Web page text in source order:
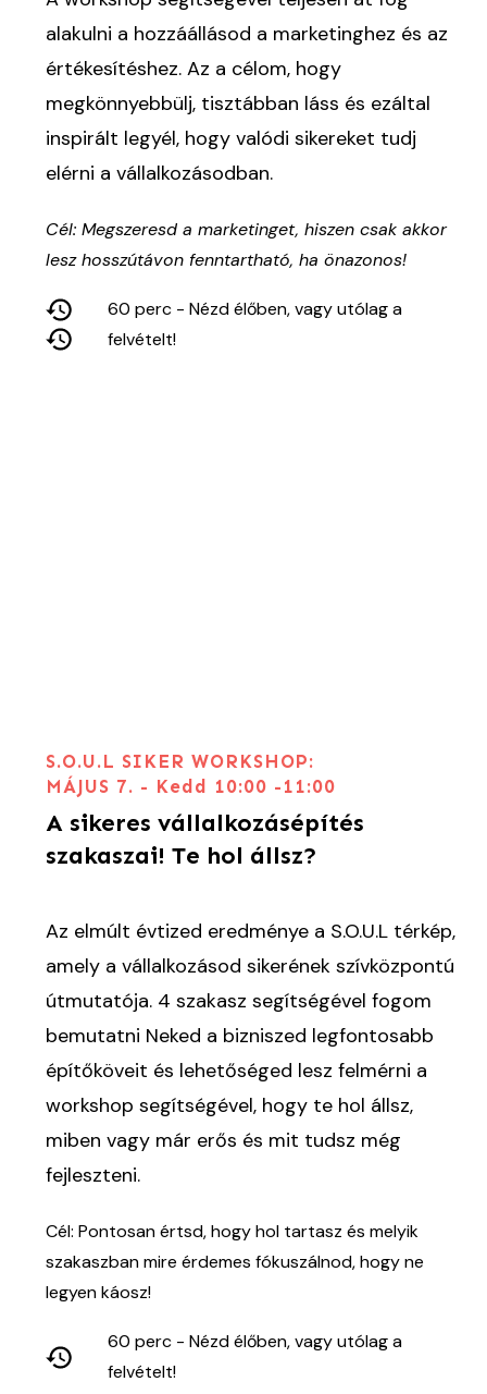
alakulni a hozzáállásod a marketinghez és az
értékesítéshez. Az a célom, hogy
megkönnyebbülj, tisztábban láss és ezáltal
inspirált legyél, hogy valódi sikereket tudj
elérni a vállalkozásodban.
Cél: Megszeresd a marketinget, hiszen csak akkor
lesz hosszútávon fenntartható, ha önazonos!
60 perc - Nézd élőben, vagy utólag a
felvételt!
S.O.U.L SIKER WORKSHOP:
MÁJUS 7. - Kedd 10:00 -11:00
A sikeres vállalkozásépítés
szakaszai! Te hol állsz?
Az elmúlt évtized eredménye a S.O.U.L térkép,
amely a vállalkozásod sikerének szívközpontú
útmutatója. 4 szakasz segítségével fogom
bemutatni Neked a bizniszed legfontosabb
építőköveit és lehetőséged lesz felmérni a
workshop segítségével, hogy te hol állsz,
miben vagy már erős és mit tudsz még
fejleszteni.
Cél: Pontosan értsd, hogy hol tartasz és melyik
szakaszban mire érdemes fókuszálnod, hogy ne
legyen káosz!
60 perc - Nézd élőben, vagy utólag a
felvételt!